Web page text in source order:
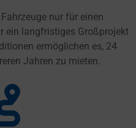
nur für einen
ein langfristiges Großprojekt
ermöglichen es, 24
Jahren zu mieten.